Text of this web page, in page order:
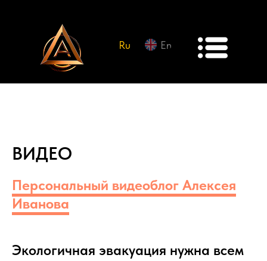
En
Ru
ВИДЕО
Персональный видеоблог Алексея
Иванова
Экологичная эвакуация нужна всем